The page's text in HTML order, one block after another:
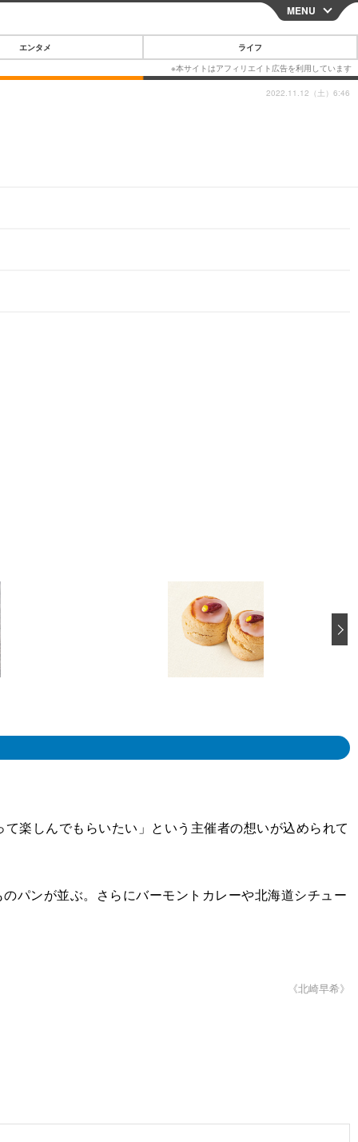
CLOSE
MENU
エンタメ ライフ
2022.11.12（土）6:46
楽しんでもらいたい」という主催者の想いが込められて
パンが並ぶ。さらにバーモントカレーや北海道シチュー
《北崎早希》